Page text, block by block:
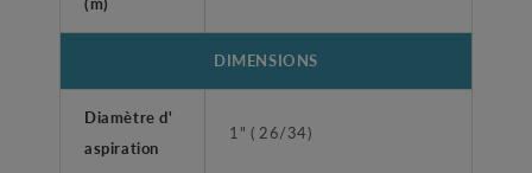
DIMENSIONS
Diamètre d'
aspiration
1" ( 26/34)